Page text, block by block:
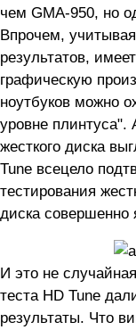
чем GMA-950, но
Впрочем,
результатов,
графическую
ноутбуков можно
уровне плинтуса".
жесткого диска
Tune всецело
тестирования
диска совершенно
И это не
теста HD Tune
результаты. Что